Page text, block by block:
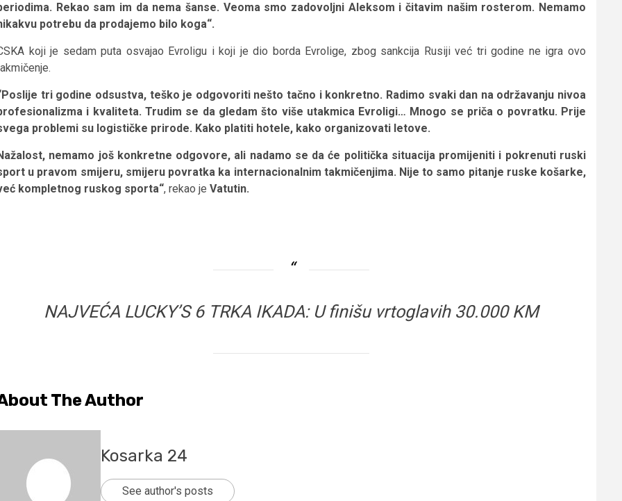
Rekao sam im da nema šanse. Veoma smo zadovoljni Aleksom i čitavim našim rosterom. Nemamo
potrebu da prodajemo bilo koga“.
koji je sedam puta osvajao Evroligu i koji je dio borda Evrolige, zbog sankcija Rusiji već tri godine ne igra ovo
tri godine odsustva, teško je odgovoriti nešto tačno i konkretno. Radimo svaki dan na održavanju nivoa
i kvaliteta. Trudim se da gledam što više utakmica Evroligi… Mnogo se priča o povratku. Prije
problemi su logističke prirode. Kako platiti hotele, kako organizovati letove.
nemamo još konkretne odgovore, ali nadamo se da će politička situacija promijeniti i pokrenuti ruski
u pravom smijeru, smijeru povratka ka internacionalnim takmičenjima. Nije to samo pitanje ruske košarke,
kompletnog ruskog sporta“, rekao je Vatutin.
NAJVEĆA LUCKY’S 6 TRKA IKADA: U finišu vrtoglavih 30.000 KM
The Author
Kosarka 24
See author's posts